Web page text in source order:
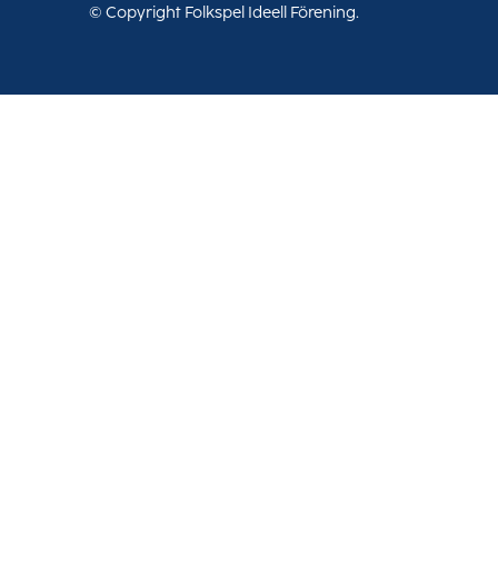
© Copyright Folkspel Ideell Förening.